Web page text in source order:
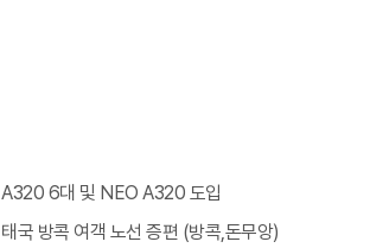
A320 6대 및 NEO A320 도입
태국 방콕 여객 노선 증편 (방콕,돈무앙)